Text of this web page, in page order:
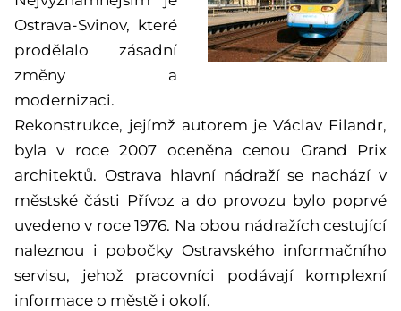
Ostrava-Svinov, které
prodělalo zásadní
změny a
modernizaci.
Rekonstrukce, jejímž autorem je Václav Filandr,
byla v roce 2007 oceněna cenou Grand Prix
architektů. Ostrava hlavní nádraží se nachází v
městské části Přívoz a do provozu bylo poprvé
uvedeno v roce 1976. Na obou nádražích cestující
naleznou i pobočky Ostravského informačního
servisu, jehož pracovníci podávají komplexní
informace o městě i okolí.